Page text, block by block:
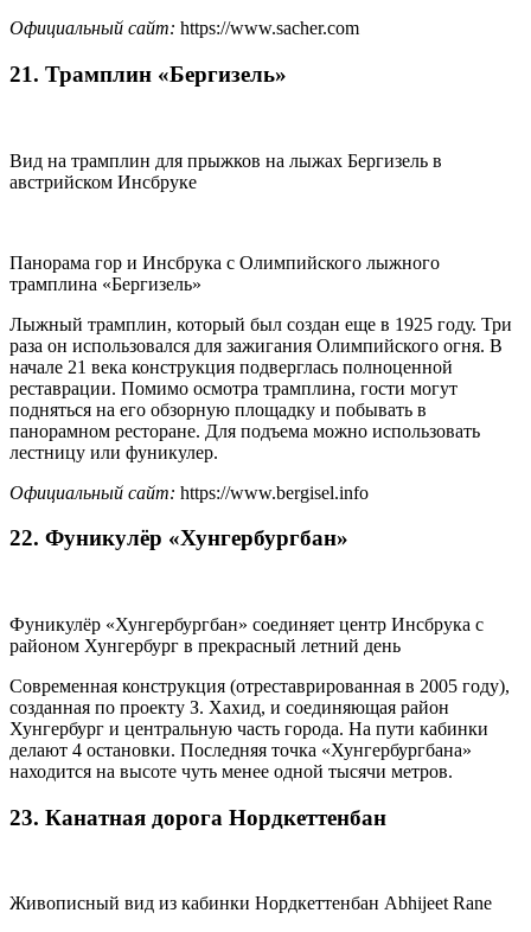
Официальный сайт: https://www.sacher.com
21. Трамплин «Бергизель»
Вид на трамплин для прыжков на лыжах Бергизель в
австрийском Инсбруке
Панорама гор и Инсбрука с Олимпийского лыжного
трамплина «Бергизель»
Лыжный трамплин, который был создан еще в 1925 году. Три
раза он использовался для зажигания Олимпийского огня. В
начале 21 века конструкция подверглась полноценной
реставрации. Помимо осмотра трамплина, гости могут
подняться на его обзорную площадку и побывать в
панорамном ресторане. Для подъема можно использовать
лестницу или фуникулер.
Официальный сайт: https://www.bergisel.info
22. Фуникулёр «Хунгербургбан»
Фуникулёр «Хунгербургбан» соединяет центр Инсбрука с
районом Хунгербург в прекрасный летний день
Современная конструкция (отреставрированная в 2005 году),
созданная по проекту З. Хахид, и соединяющая район
Хунгербург и центральную часть города. На пути кабинки
делают 4 остановки. Последняя точка «Хунгербургбана»
находится на высоте чуть менее одной тысячи метров.
23. Канатная дорога Нордкеттенбан
Живописный вид из кабинки Нордкеттенбан Abhijeet Rane